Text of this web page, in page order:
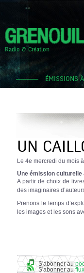
Radio & Création
ÉMISSIONS
UN
Le 4e mercredi du mois
Une émission culturelle
A partir de choix de
des imaginaires
Prenons le temps
les images et les sons
S'abonner au
S'abonner au